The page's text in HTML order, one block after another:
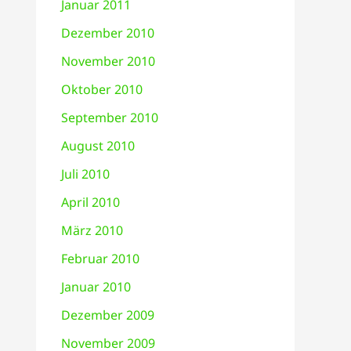
Januar 2011
Dezember 2010
November 2010
Oktober 2010
September 2010
August 2010
Juli 2010
April 2010
März 2010
Februar 2010
Januar 2010
Dezember 2009
November 2009